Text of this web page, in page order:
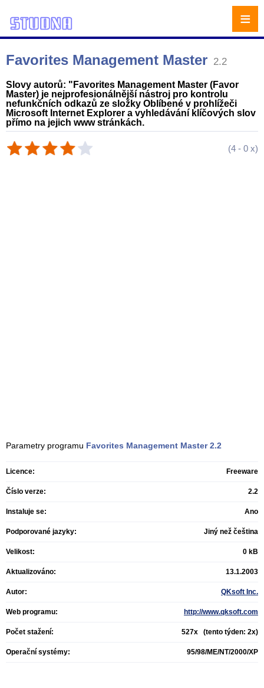
Favorites Management Master 2.2
Slovy autorů: "Favorites Management Master (Favor
Master) je nejprofesionálnější nástroj pro kontrolu
nefunkčních odkazů ze složky Oblíbené v prohlížeči
Microsoft Internet Explorer a vyhledávání klíčových slov
přímo na jejich www stránkách.
(4 - 0 x)
Parametry programu Favorites Management Master 2.2
Licence: Freeware
Číslo verze: 2.2
Instaluje se: Ano
Podporované jazyky: Jiný než čeština
Velikost: 0 kB
Aktualizováno: 13.1.2003
Autor: QKsoft Inc.
Web programu: http://www.qksoft.com
Počet stažení: 527x (tento týden: 2x)
Operační systémy: 95/98/ME/NT/2000/XP
≡